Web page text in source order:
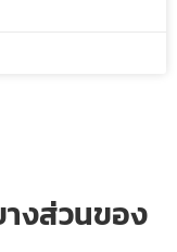
งส่วนของ